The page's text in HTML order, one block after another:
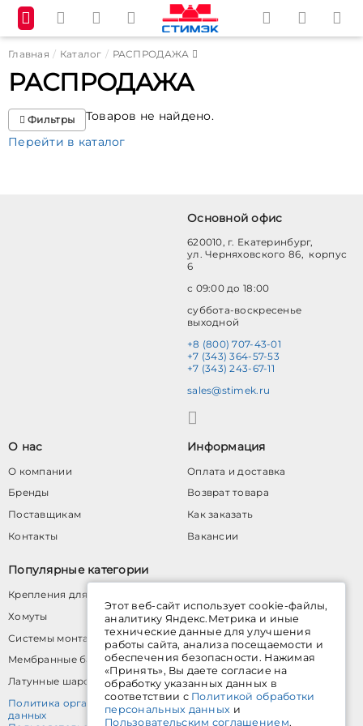
Главная Каталог РАСПРОДАЖА
РАСПРОДАЖА
Фильтры
Товаров не найдено.
Перейти в каталог
Основной офис
620010, г. Екатеринбург,
ул. Черняховского 86, корпус
6
с 09:00 до 18:00
суббота-воскресенье
выходной
+8 (800) 707-43-01
+7 (343) 364-57-53
+7 (343) 243-67-11
sales@stimek.ru
О нас
О компании
Бренды
Поставщикам
Контакты
Информация
Оплата и доставка
Возврат товара
Как заказать
Вакансии
Популярные категории
Крепления для труб
Хомуты
Системы монтажных профилей
Мембранные баки для водоснабжения
Латунные шаровые краны
Политика организации в отношении обработки персональных
данных
Этот веб-сайт использует cookie-файлы,
аналитику Яндекс.Метрика и иные
технические данные для улучшения
работы сайта, анализа посещаемости и
обеспечения безопасности. Нажимая
«Принять», Вы даете согласие на
обработку указанных данных в
соответствии с Политикой обработки
персональных данных и
Пользовательским соглашением.